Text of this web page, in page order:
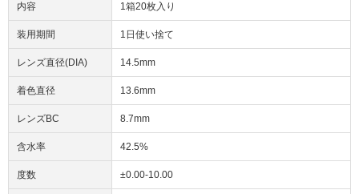
内容 1箱20枚入り
装用期間 1日使い捨て
レンズ直径(DIA) 14.5mm
着色直径 13.6mm
レンズBC 8.7mm
含水率 42.5%
度数 ±0.00-10.00